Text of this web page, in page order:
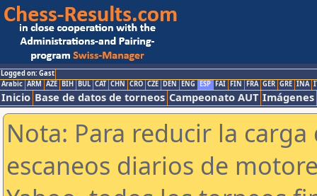
Logged on: Gast
Arabic ARM AZE BIH BUL CAT CHN CRO CZE DEN ENG ESP FAI FIN FRA GER GRE INA
Inicio Base de datos de torneos Campeonato AUT Imágenes
Nota: Para reducir la
escaneos diarios de